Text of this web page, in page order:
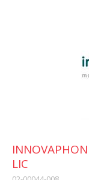
LIC